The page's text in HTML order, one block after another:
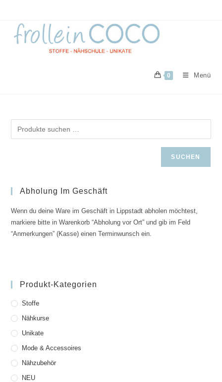
springen
0 Menü
SUCHEN
Abholung Im Geschäft
Wenn du deine Ware im Geschäft in Lippstadt abholen möchtest,
markiere bitte in Warenkorb “Abholung vor Ort” und gib im Feld
“Anmerkungen” (Kasse) einen Terminwunsch ein.
Produkt-Kategorien
Stoffe
Nähkurse
Unikate
Mode & Accessoires
Nähzubehör
NEU